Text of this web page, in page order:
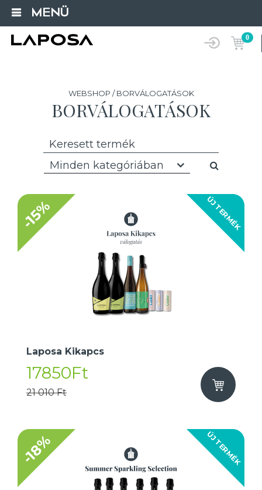
MENÜ
0
WEBSHOP / BORVÁLOGATÁSOK
BORVÁLOGATÁSOK
Minden kategóriában
ÚJ TERMÉK
-15%
Laposa Kikapcs
17850Ft
21 010 Ft
ÚJ TERMÉK
-18%